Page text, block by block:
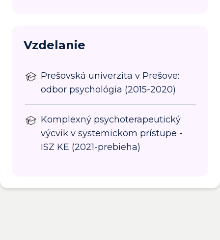
Vzdelanie
Prešovská univerzita v Prešove:
odbor psychológia (2015-2020)
Komplexný psychoterapeutický
výcvik v systemickom prístupe -
ISZ KE (2021-prebieha)